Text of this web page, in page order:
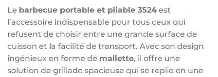
Le barbecue portable et pliable 3524 est
l’accessoire indispensable pour tous ceux qui
refusent de choisir entre une grande surface de
cuisson et la facilité de transport. Avec son design
ingénieux en forme de mallette, il offre une
solution de grillade spacieuse qui se replie en une